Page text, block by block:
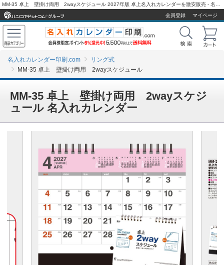
会員登録
マイページ
名入れカレンダー印刷.com
リング式
MM-35 卓上 壁掛け両用 2wayスケジュール
MM-35 卓上 壁掛け両用 2wayスケジ
ュール 名入れカレンダー